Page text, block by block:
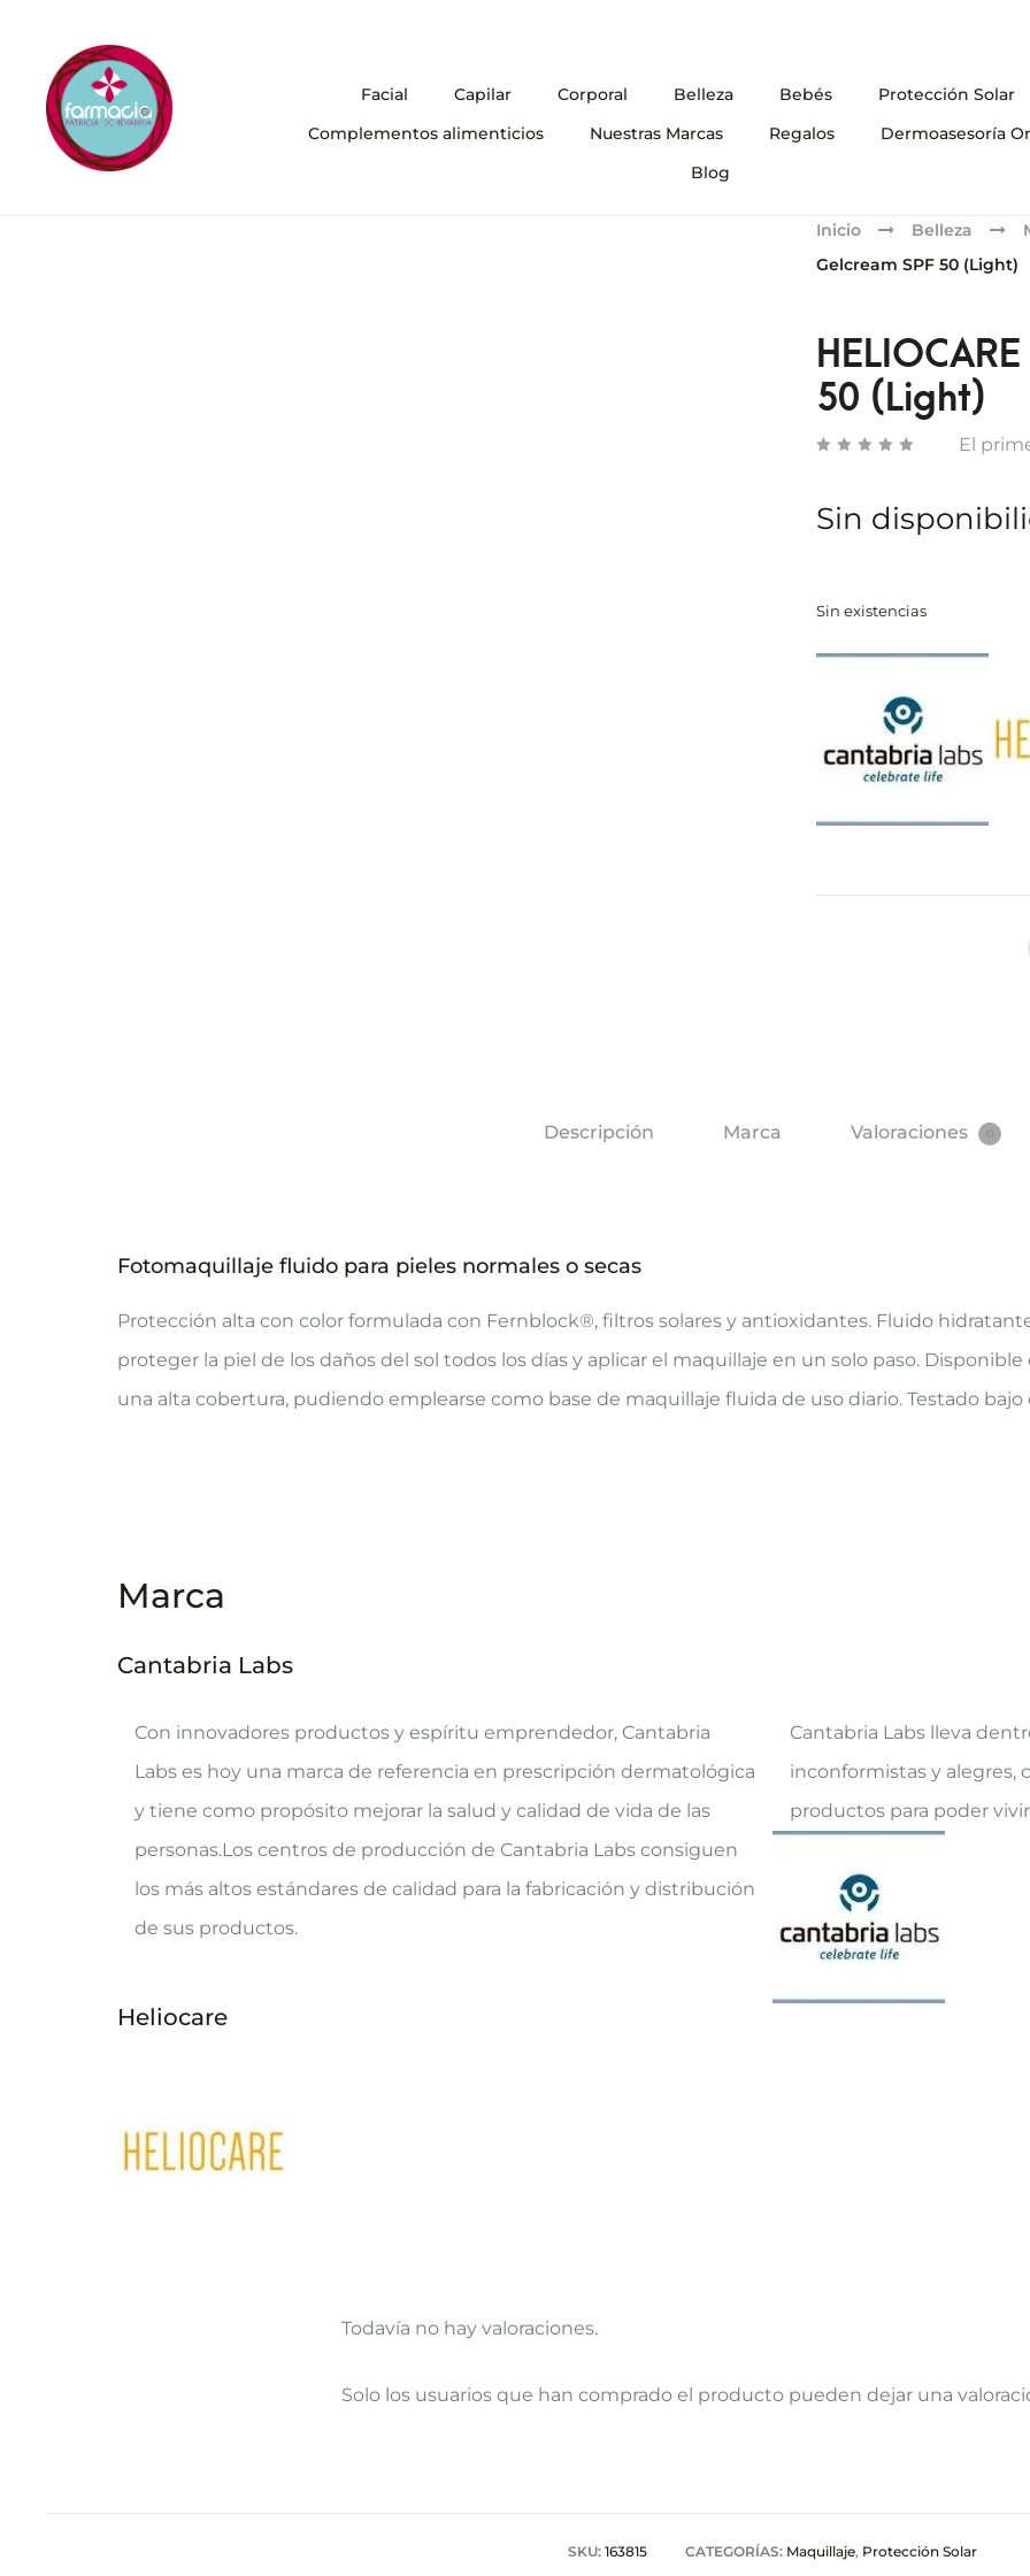
Facial Capilar Corporal Belleza Bebés
Protección Solar
Complementos alimenticios
Nuestras Marcas Regalos
Dermoasesoría
Blog
Inicio Belleza
Gelcream SPF 50 (Light)
50 (Light)
El
Sin
Sin existencias
Descripción Marca Valoraciones
Fotomaquillaje fluido para pieles normales o secas
Protección alta con color formulada con Fernblock®, filtros solares y antioxidantes. Fluido
proteger la piel de los daños del sol todos los días y aplicar el maquillaje en un solo paso.
una alta cobertura, pudiendo emplearse como base de maquillaje fluida de uso diario. Testado
Marca
Cantabria Labs
Con innovadores productos y espíritu emprendedor, Cantabria
Labs es hoy una marca de referencia en prescripción dermatológica
y tiene como propósito mejorar la salud y calidad de vida de las
personas.Los centros de producción de Cantabria Labs consiguen
los más altos estándares de calidad para la fabricación y distribución
de sus productos.
Cantabria Labs lleva
inconformistas y alegres,
productos para poder
Heliocare
V
Todavía no hay valoraciones.
Solo los usuarios que han comprado el producto pueden dejar una
SKU: 163815 CATEGORÍAS: Maquillaje, Protección Solar